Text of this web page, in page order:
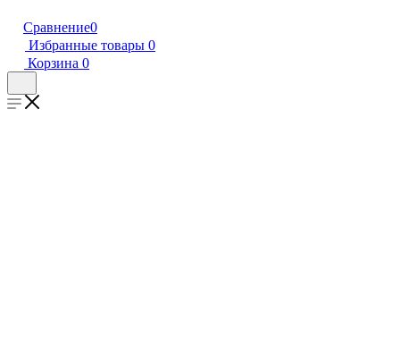
Сравнение0
Избранные товары 0
Корзина 0